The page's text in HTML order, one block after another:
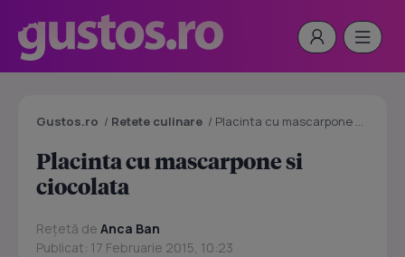
Gustos.ro / Retete culinare / Placinta cu mascarpone si ciocolata
Placinta cu mascarpone si
ciocolata
Rețetă de Anca Ban
Publicat: 17 Februarie 2015, 10:23